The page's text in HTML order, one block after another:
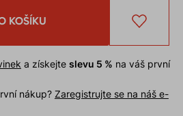
KOŠÍKU
a získejte slevu 5 % na váš první
nákup? Zaregistrujte se na náš e-